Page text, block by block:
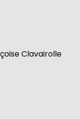
Clavairolle